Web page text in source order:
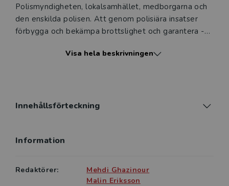
Polismyndigheten, lokalsamhället, medborgarna och
den enskilda polisen. Att genom polisiära insatser
förbygga och bekämpa brottslighet och garantera ­
därför en stor samhällsutmaning.
skrivits av såväl forskare som yrkesverksamma poliser
utsatta områden. Sammantaget ger de olika bidragen
utmaningarna och förutsättningarna för polisens
arbete i dessa områden.
Visa hela beskrivningen
Innehållsförteckning
Information
Redaktörer:
Mehdi Ghazinour
Malin Eriksson